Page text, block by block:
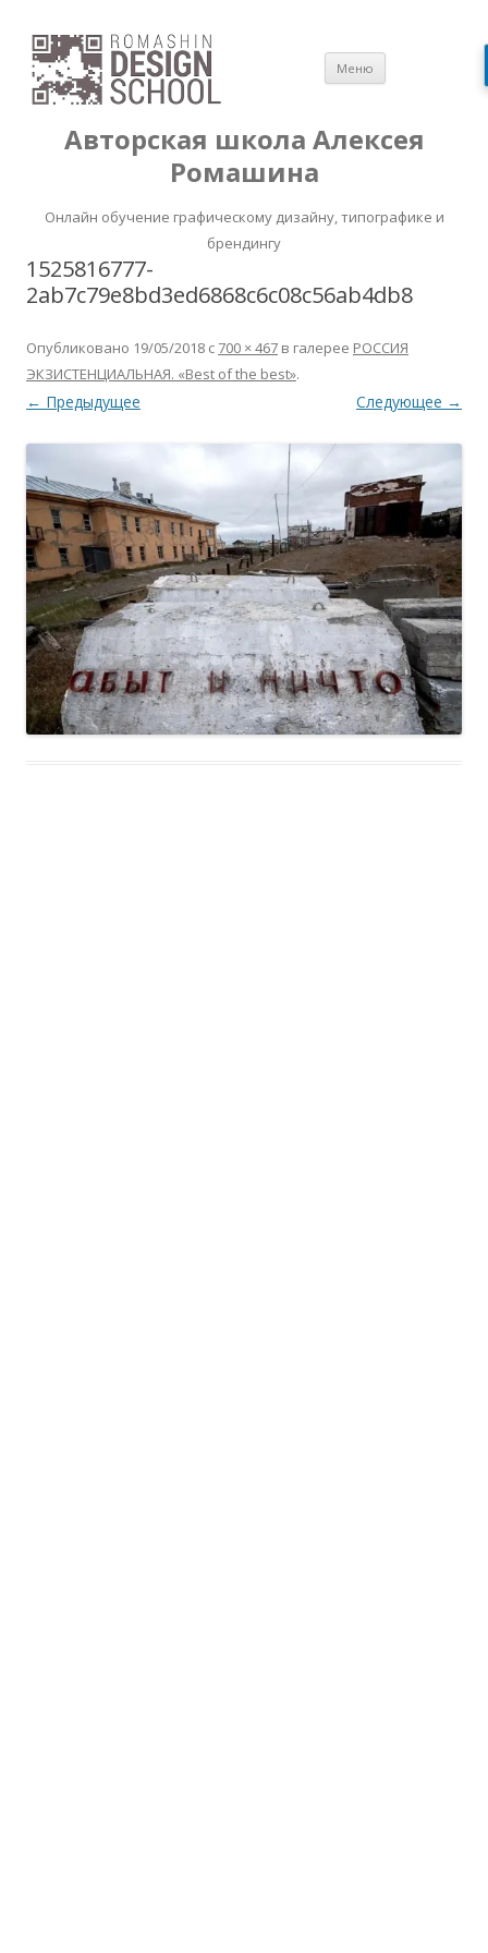
Авторская школа Алексея
Ромашина
Онлайн обучение графическому дизайну, типографике и
брендингу
Меню
содержимому
1525816777-
2ab7c79e8bd3ed6868c6c08c56ab4db8
Опубликовано 19/05/2018 с 700 × 467 в галерее РОССИЯ
ЭКЗИСТЕНЦИАЛЬНАЯ. «Best of the best».
← Предыдущее Следующее →